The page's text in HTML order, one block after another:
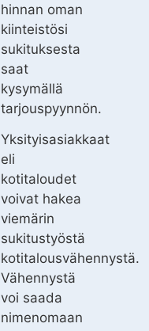
hinnan oman
kiinteistösi
sukituksesta
saat
kysymällä
tarjouspyynnön.
Yksityisasiakkaat
eli
kotitaloudet
voivat hakea
viemärin
sukitustyöstä
kotitalousvähennystä.
Vähennystä
voi saada
nimenomaan